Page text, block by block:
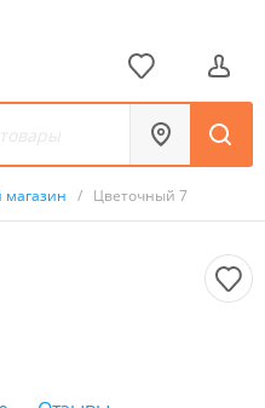
/ Цветочный 7